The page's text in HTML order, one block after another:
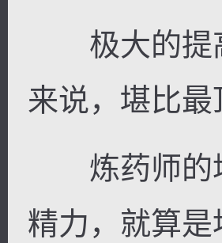
极大的提高
来说，堪比
炼药师的培
精力，就算